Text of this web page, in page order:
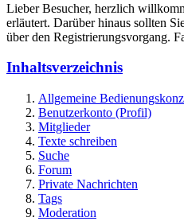
Lieber Besucher, herzlich
erläutert. Darüber hinaus sollten
über den Registrierungsvorgang.
Inhaltsverzeichnis
Allgemeine
Benutzerkonto (Profil)
Mitglieder
Texte schreiben
Suche
Forum
Private Nachrichten
Tags
Moderation